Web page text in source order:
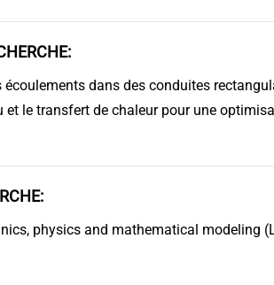
écoulements dans des conduites
le transfert de chaleur pour une
physics and mathematical modeling